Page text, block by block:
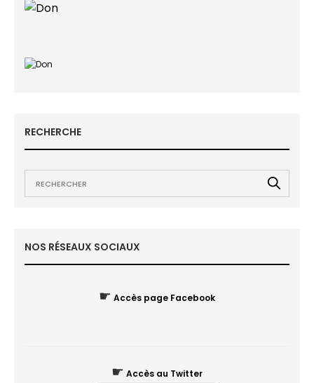
RECHERCHE
NOS RÉSEAUX SOCIAUX
☛ Accès page Facebook
☛ Accès au Twitter